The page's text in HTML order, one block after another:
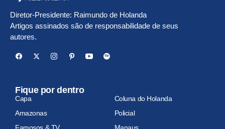
Diretor-Presidente: Raimundo de Holanda
Artigos assinados são de responsabilidade de seus
autores.
Fique por dentro
Capa
Coluna do Holanda
Amazonas
Policial